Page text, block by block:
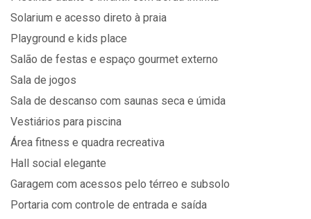
Solarium e acesso direto à praia
Playground e kids place
Salão de festas e espaço gourmet externo
Sala de jogos
Sala de descanso com saunas seca e úmida
Vestiários para piscina
Área fitness e quadra recreativa
Hall social elegante
Garagem com acessos pelo térreo e subsolo
Portaria com controle de entrada e saída